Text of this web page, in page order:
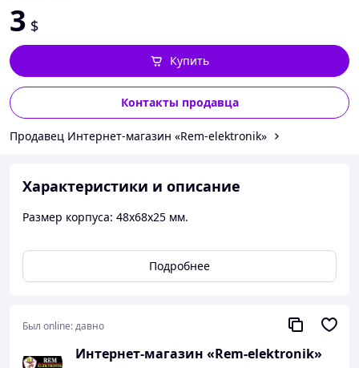
3 $
Контакты продавца
Купить
Продавец Интернет-магазин «Rem-elektronik»
Характеристики и описание
Размер корпуса: 48x68x25 мм.
Подробнее
Был online:давно
Интернет-магазин «Rem-elektronik»